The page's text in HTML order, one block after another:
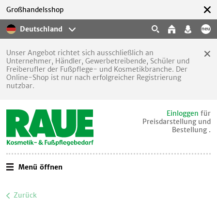
Deutschland
Großhandelsshop
Unser Angebot richtet sich ausschließlich an
Unternehmer, Händler, Gewerbetreibende, Schüler und
Freiberufler der Fußpflege- und Kosmetikbranche. Der
Online-Shop ist nur nach erfolgreicher Registrierung
nutzbar.
Einloggen für
Preisdarstellung und
Bestellung .
Menü öffnen
Zurück